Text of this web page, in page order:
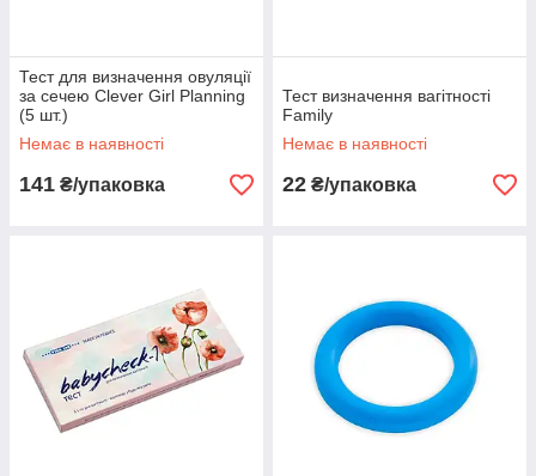
Тест для визначення овуляції
за сечею Clever Girl Planning
(5 шт.)
Немає в наявності
141 ₴/упаковка
Тест визначення вагітності
Family
Немає в наявності
22 ₴/упаковка